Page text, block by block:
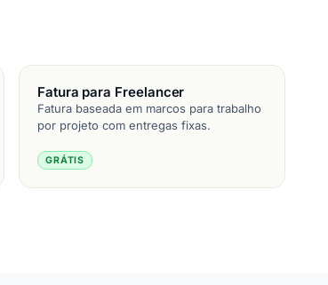
Fatura para Freelancer
Fatura baseada em marcos para trabalho
por projeto com entregas fixas.
GRÁTIS